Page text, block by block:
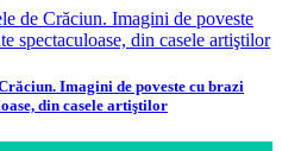
Imagini de poveste cu brazi
din casele artiştilor